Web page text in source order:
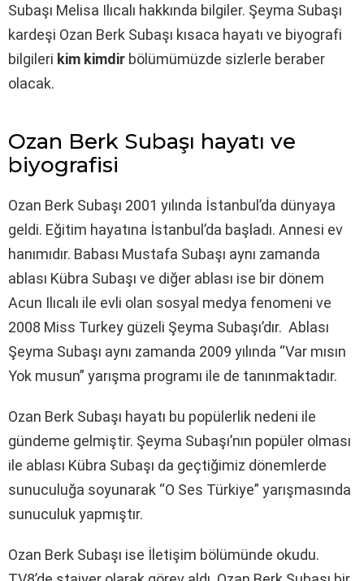
Subaşı Melisa Ilıcalı hakkında bilgiler. Şeyma Subaşı
kardeşi Ozan Berk Subaşı kısaca hayatı ve biyografi
bilgileri kim kimdir bölümümüzde sizlerle beraber
olacak.
Ozan Berk Subaşı hayatı ve
biyografisi
Ozan Berk Subaşı 2001 yılında İstanbul’da dünyaya
geldi. Eğitim hayatına İstanbul’da başladı. Annesi ev
hanımıdır. Babası Mustafa Subaşı aynı zamanda
ablası Kübra Subaşı ve diğer ablası ise bir dönem
Acun Ilıcalı ile evli olan sosyal medya fenomeni ve
2008 Miss Turkey güzeli Şeyma Subaşı’dır. Ablası
Şeyma Subaşı aynı zamanda 2009 yılında “Var mısın
Yok musun” yarışma programı ile de tanınmaktadır.
Ozan Berk Subaşı hayatı bu popülerlik nedeni ile
gündeme gelmiştir. Şeyma Subaşı’nın popüler olması
ile ablası Kübra Subaşı da geçtiğimiz dönemlerde
sunuculuğa soyunarak “O Ses Türkiye” yarışmasında
sunuculuk yapmıştır.
Ozan Berk Subaşı ise İletişim bölümünde okudu.